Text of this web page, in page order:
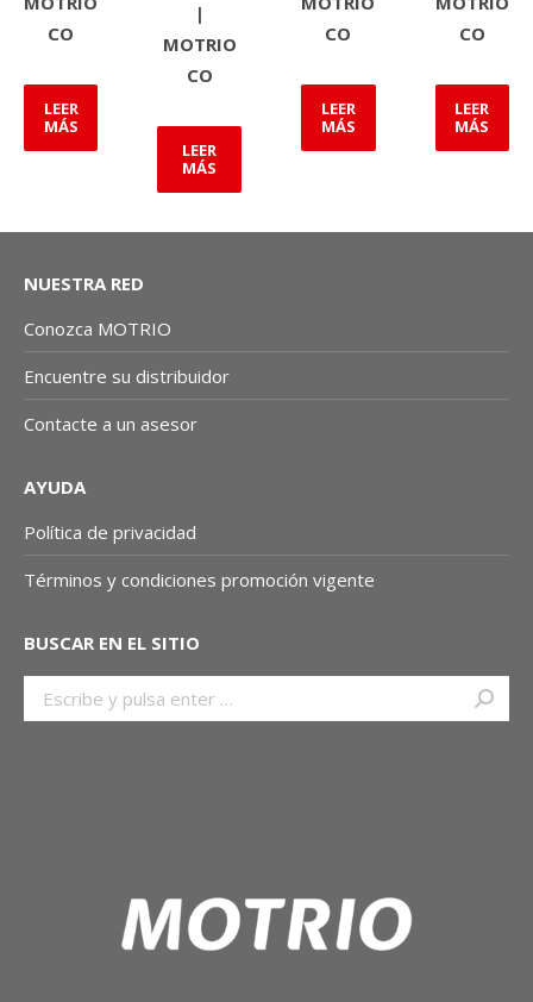
CO
LEER
MÁS
|
MOTRIO
CO
LEER
MÁS
CO
LEER
MÁS
CO
LEER
MÁS
NUESTRA RED
Conozca MOTRIO
Encuentre su distribuidor
Contacte a un asesor
AYUDA
Política de privacidad
Términos y condiciones promoción vigente
BUSCAR EN EL SITIO